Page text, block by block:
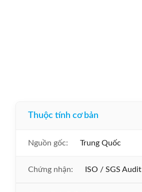
Thuộc tính cơ bản
Nguồn gốc: Trung Quốc
Chứng nhận: ISO / SGS Audit